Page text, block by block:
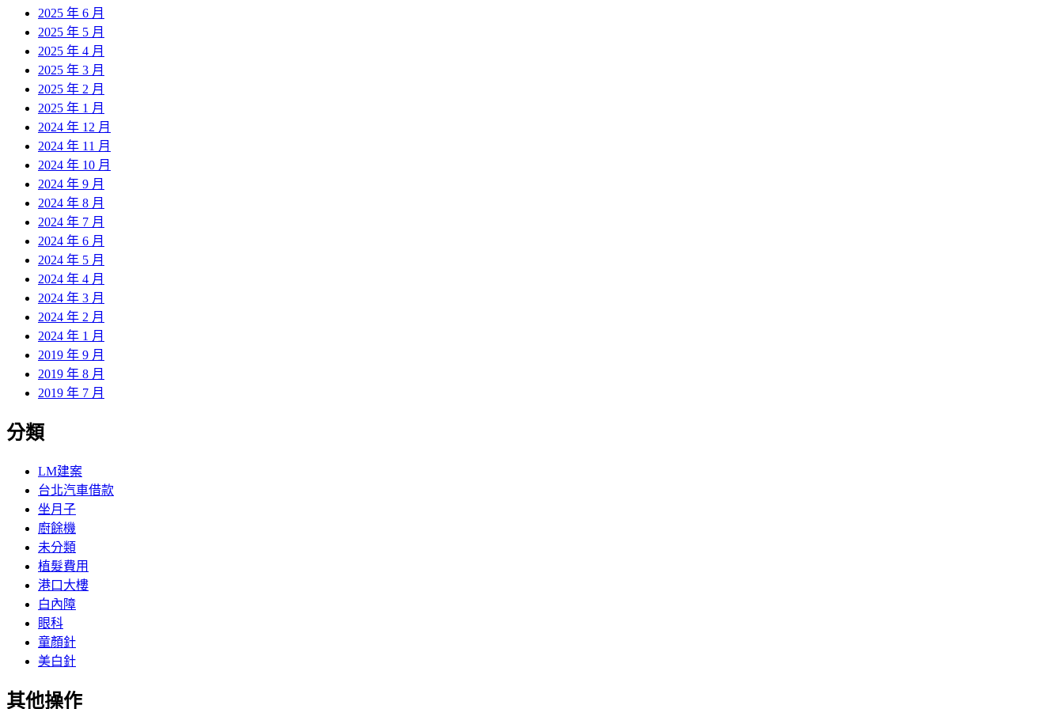
2025 年 6 月
2025 年 5 月
2025 年 4 月
2025 年 3 月
2025 年 2 月
2025 年 1 月
2024 年 12 月
2024 年 11 月
2024 年 10 月
2024 年 9 月
2024 年 8 月
2024 年 7 月
2024 年 6 月
2024 年 5 月
2024 年 4 月
2024 年 3 月
2024 年 2 月
2024 年 1 月
2019 年 9 月
2019 年 8 月
2019 年 7 月
分類
LM建案
台北汽車借款
坐月子
廚餘機
未分類
植髮費用
港口大樓
白內障
眼科
童顏針
美白針
其他操作